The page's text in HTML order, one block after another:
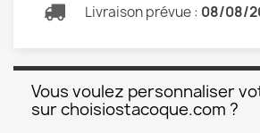
Livraison prévue : 08/08/
Vous voulez personnaliser
sur choisiostacoque.com ?